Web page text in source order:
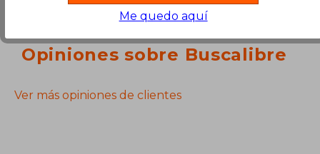
Opiniones sobre Buscalibre
Ver más opiniones de clientes
Me quedo aquí